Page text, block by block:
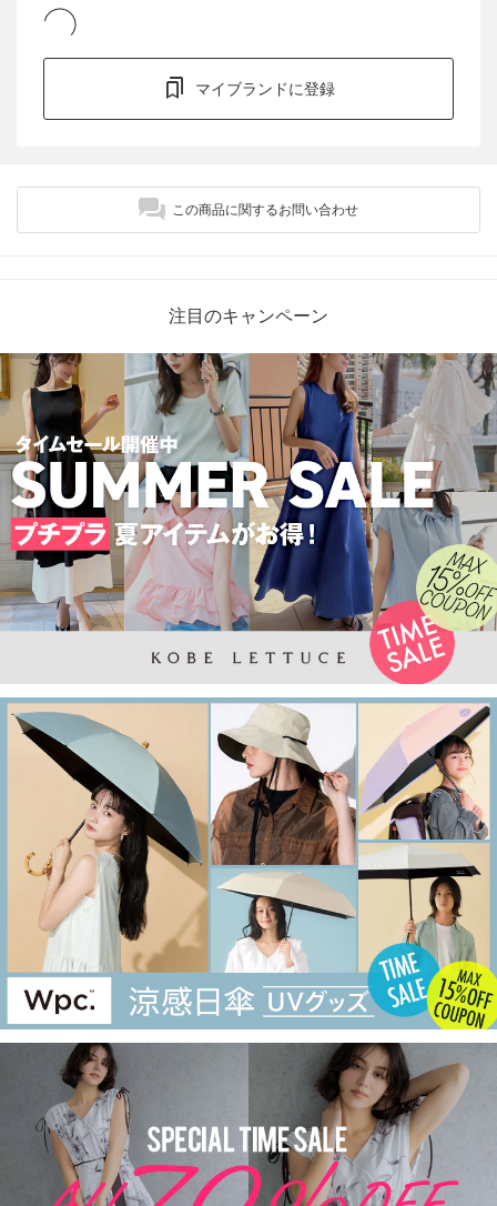
マイブランドに登録
この商品に関するお問い合わせ
注目のキャンペーン